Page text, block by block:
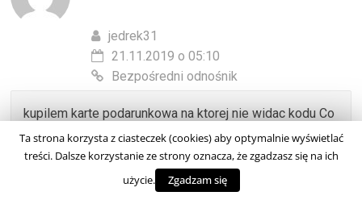
jedrek31
21.11.2019 o 05:10
Bezpośredni odnośnik
kupilem karte podarunkowa na ktorej nie widac kodu Co
mam zrobic Karta byla na kwote 60zl
Zaloguj się, aby odpowiedzieć
Ta strona korzysta z ciasteczek (cookies) aby optymalnie wyświetlać
treści. Dalsze korzystanie ze strony oznacza, że zgadzasz się na ich
użycie.
Zgadzam się